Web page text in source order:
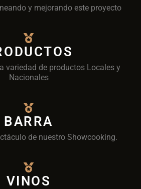
y mejorando este proyecto
variedad de productos Locales y
Nacionales
BARRA
de nuestro Showcooking.
VINOS